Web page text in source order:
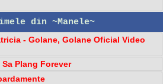
din ~Manele~
- Golane, Golane Oficial Video
Plang Forever